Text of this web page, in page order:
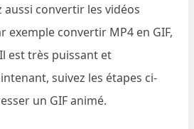
aussi convertir les vidéos
exemple convertir MP4 en GIF,
est très puissant et
suivez les étapes ci-
un GIF animé.